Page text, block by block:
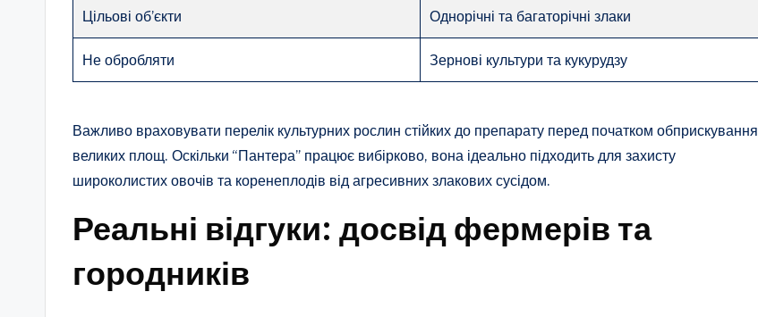
Цільові об’єкти Однорічні та багаторічні злаки
Не обробляти Зернові культури та кукурудзу
Важливо враховувати перелік культурних рослин стійких до препарату перед початком обприскування
великих площ. Оскільки “Пантера” працює вибірково, вона ідеально підходить для захисту
широколистих овочів та коренеплодів від агресивних злакових сусідом.
Реальні відгуки: досвід фермерів та
городників